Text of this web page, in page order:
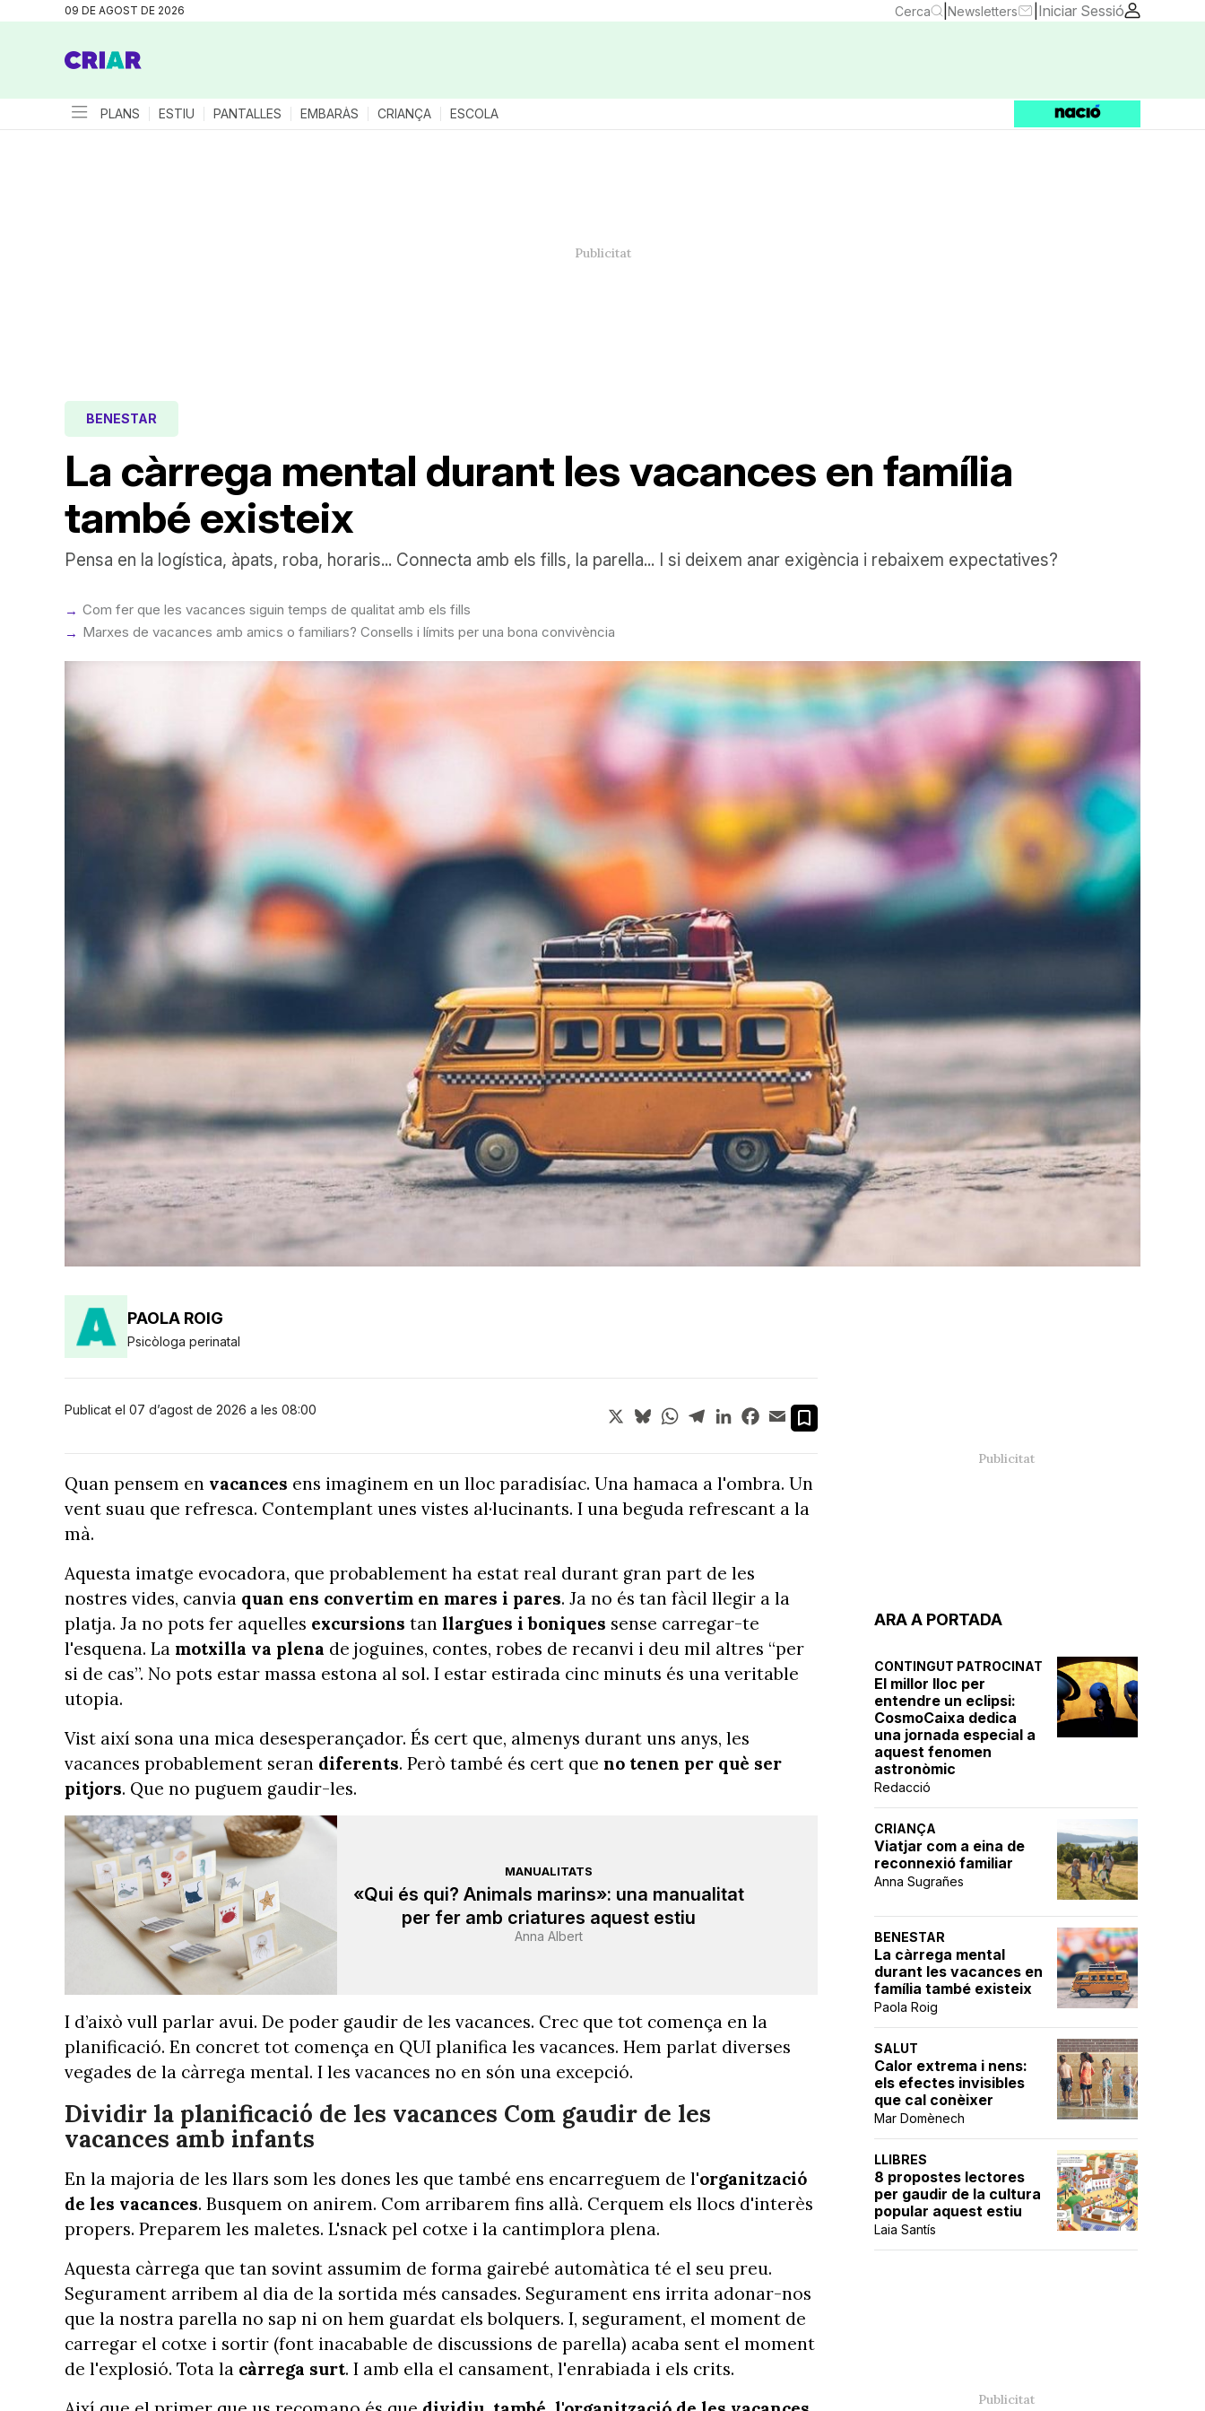
09 DE AGOST DE 2026 Cerca Newsletters Iniciar Sessió
PLANS ESTIU PANTALLES EMBARÀS CRIANÇA ESCOLA
La càrrega mental durant les vacances en família
també existeix
BENESTAR
Pensa en la logística, àpats, roba, horaris... Connecta amb els fills, la parella... I si deixem anar exigència i rebaixem expectatives?
Com fer que les vacances siguin temps de qualitat amb els fills
Marxes de vacances amb amics o familiars? Consells i límits per una bona convivència
ARA A PORTADA
CONTINGUT PATROCINAT
El millor lloc per
entendre un eclipsi:
CosmoCaixa dedica
una jornada especial a
aquest fenomen
astronòmic
Redacció
CRIANÇA
Viatjar com a eina de
reconnexió familiar
Anna Sugrañes
BENESTAR
La càrrega mental
durant les vacances en
família també existeix
Paola Roig
SALUT
Calor extrema i nens:
els efectes invisibles
que cal conèixer
Mar Domènech
LLIBRES
8 propostes lectores
per gaudir de la cultura
popular aquest estiu
Laia Santís
PAOLA ROIG
Psicòloga perinatal
Publicat el 07 d’agost de 2026 a les 08:00 X BlueskyWhatsApp
TelegramLinkedInFacebook
Email
Quan pensem en vacances ens imaginem en un lloc paradisíac. Una hamaca a l'ombra. Un
vent suau que refresca. Contemplant unes vistes al·lucinants. I una beguda refrescant a la
mà.
Aquesta imatge evocadora, que probablement ha estat real durant gran part de les
nostres vides, canvia quan ens convertim en mares i pares. Ja no és tan fàcil llegir a la
platja. Ja no pots fer aquelles excursions tan llargues i boniques sense carregar-te
l'esquena. La motxilla va plena de joguines, contes, robes de recanvi i deu mil altres “per
si de cas”. No pots estar massa estona al sol. I estar estirada cinc minuts és una veritable
utopia.
Vist així sona una mica desesperançador. És cert que, almenys durant uns anys, les
vacances probablement seran diferents. Però també és cert que no tenen per què ser
pitjors. Que no puguem gaudir-les.
MANUALITATS
«Qui és qui? Animals marins»: una manualitat
per fer amb criatures aquest estiu
Anna Albert
I d’això vull parlar avui. De poder gaudir de les vacances. Crec que tot comença en la
planificació. En concret tot comença en QUI planifica les vacances. Hem parlat diverses
vegades de la càrrega mental. I les vacances no en són una excepció.
Dividir la planificació de les vacances Com gaudir de les
vacances amb infants
En la majoria de les llars som les dones les que també ens encarreguem de l'organització
de les vacances. Busquem on anirem. Com arribarem fins allà. Cerquem els llocs d'interès
propers. Preparem les maletes. L'snack pel cotxe i la cantimplora plena.
Aquesta càrrega que tan sovint assumim de forma gairebé automàtica té el seu preu.
Segurament arribem al dia de la sortida més cansades. Segurament ens irrita adonar-nos
que la nostra parella no sap ni on hem guardat els bolquers. I, segurament, el moment de
carregar el cotxe i sortir (font inacabable de discussions de parella) acaba sent el moment
de l'explosió. Tota la càrrega surt. I amb ella el cansament, l'enrabiada i els crits.